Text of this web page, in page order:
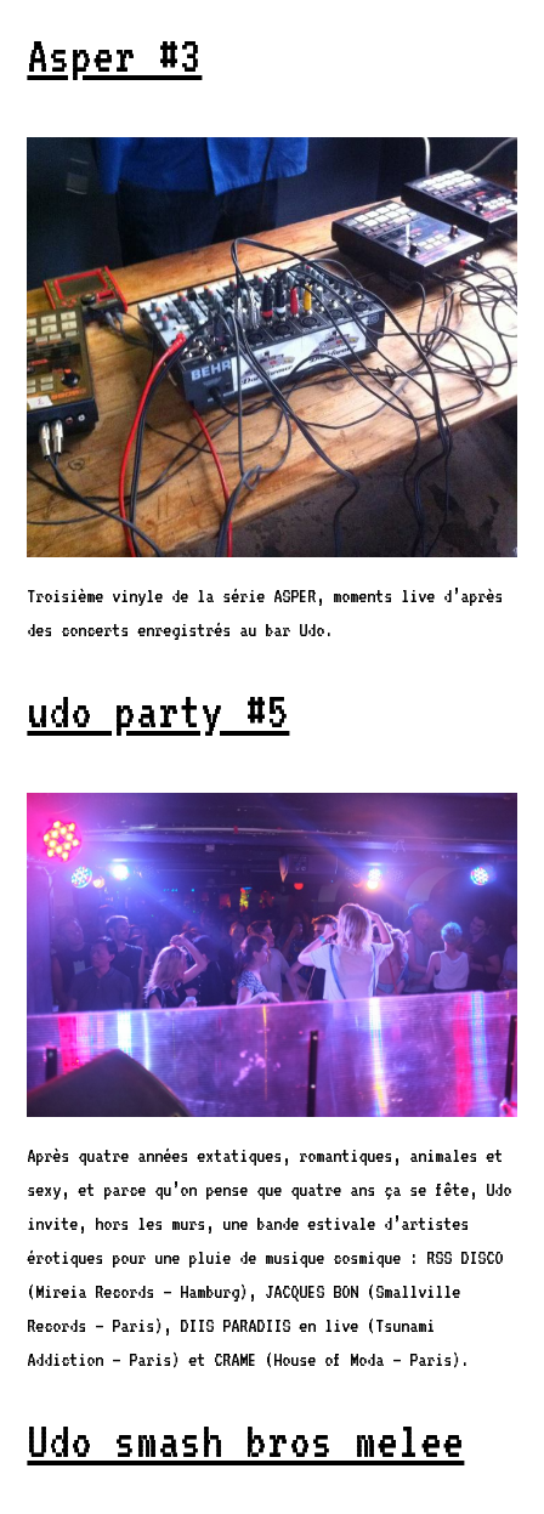
Asper #3
Troisième vinyle de la série ASPER, moments live d’après
des concerts enregistrés au bar Udo.
udo party #5
Après quatre années extatiques, romantiques, animales et
sexy, et parce qu’on pense que quatre ans ça se fête, Udo
invite, hors les murs, une bande estivale d’artistes
érotiques pour une pluie de musique cosmique : RSS DISCO
(Mireia Records – Hamburg), JACQUES BON (Smallville
Records – Paris), DIIS PARADIIS en live (Tsunami
Addiction – Paris) et CRAME (House of Moda – Paris).
Udo smash bros melee